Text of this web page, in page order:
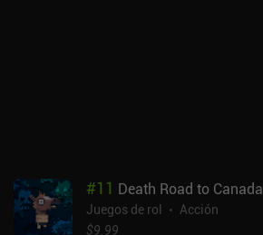
#11 Death Road to Canada
Juegos de rol
Acción
$9.99